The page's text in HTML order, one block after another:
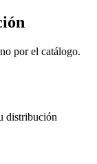
por el catálogo.
distribución